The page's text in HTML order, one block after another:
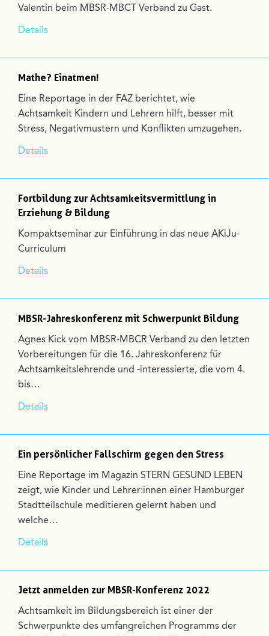
Valentin beim MBSR-MBCT Verband zu Gast.
Details
Mathe? Einatmen!
Eine Reportage in der FAZ berichtet, wie
Achtsamkeit Kindern und Lehrern hilft, besser mit
Stress, Negativmustern und Konflikten umzugehen.
Details
Fortbildung zur Achtsamkeitsvermittlung in
Erziehung & Bildung
Kompaktseminar zur Einführung in das neue AKiJu-
Curriculum
Details
MBSR-Jahreskonferenz mit Schwerpunkt Bildung
Agnes Kick vom MBSR-MBCR Verband zu den letzten
Vorbereitungen für die 16. Jahreskonferenz für
Achtsamkeitslehrende und -interessierte, die vom 4.
bis…
Details
Ein persönlicher Fallschirm gegen den Stress
Eine Reportage im Magazin STERN GESUND LEBEN
zeigt, wie Kinder und Lehrer:innen einer Hamburger
Stadtteilschule meditieren gelernt haben und
welche…
Details
Jetzt anmelden zur MBSR-Konferenz 2022
Achtsamkeit im Bildungsbereich ist einer der
Schwerpunkte des umfangreichen Programms der